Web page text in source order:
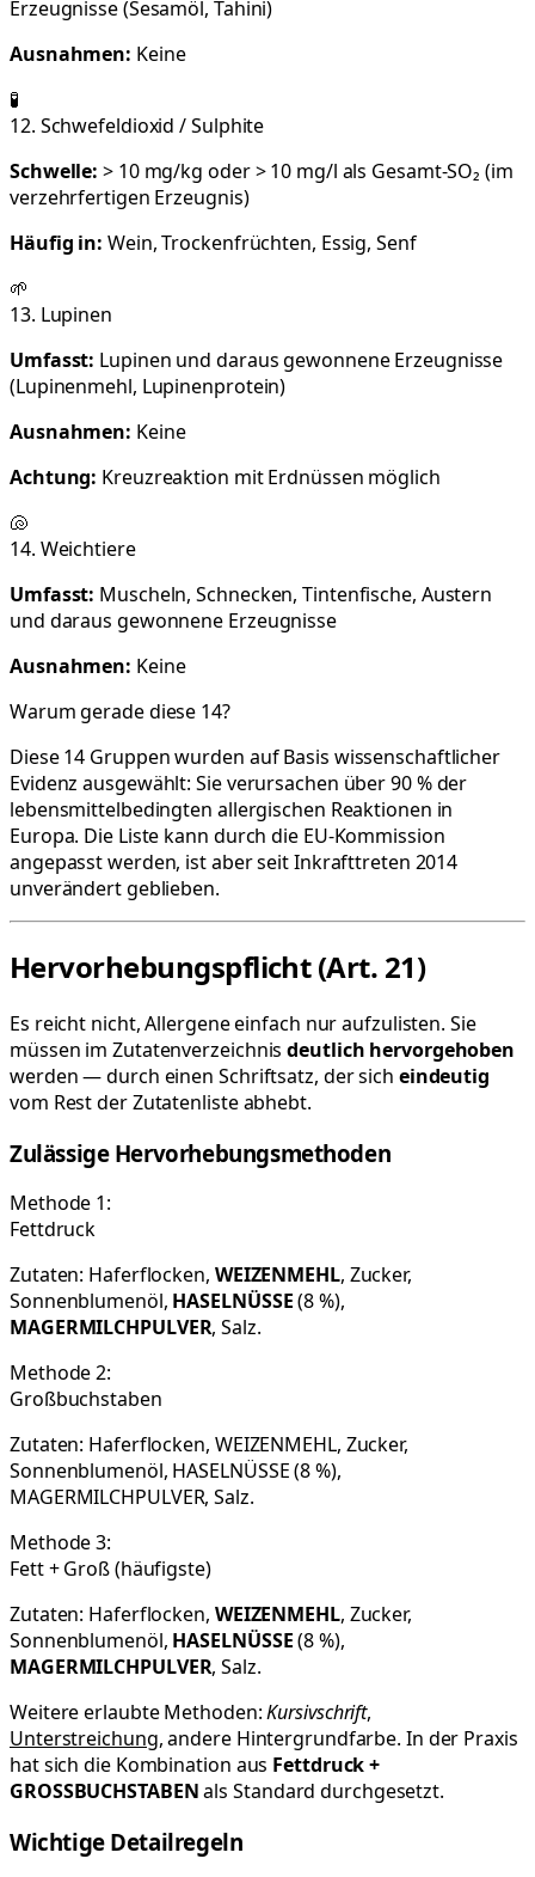
Erzeugnisse (Sesamöl, Tahini)
Ausnahmen: Keine
🧪
12. Schwefeldioxid / Sulphite
Schwelle: > 10 mg/kg oder > 10 mg/l als Gesamt-SO₂ (im
verzehrfertigen Erzeugnis)
Häufig in: Wein, Trockenfrüchten, Essig, Senf
🌱
13. Lupinen
Umfasst: Lupinen und daraus gewonnene Erzeugnisse
(Lupinenmehl, Lupinenprotein)
Ausnahmen: Keine
Achtung: Kreuzreaktion mit Erdnüssen möglich
🐚
14. Weichtiere
Umfasst: Muscheln, Schnecken, Tintenfische, Austern
und daraus gewonnene Erzeugnisse
Ausnahmen: Keine
Warum gerade diese 14?
Diese 14 Gruppen wurden auf Basis wissenschaftlicher
Evidenz ausgewählt: Sie verursachen über 90 % der
lebensmittelbedingten allergischen Reaktionen in
Europa. Die Liste kann durch die EU-Kommission
angepasst werden, ist aber seit Inkrafttreten 2014
unverändert geblieben.
Hervorhebungspflicht (Art. 21)
Es reicht nicht, Allergene einfach nur aufzulisten. Sie
müssen im Zutatenverzeichnisdeutlich hervorgehoben
werden — durch einen Schriftsatz, der sich eindeutig
vom Rest der Zutatenliste abhebt.
Zulässige Hervorhebungsmethoden
Methode 1:
Fettdruck
Zutaten: Haferflocken, WEIZENMEHL, Zucker,
Sonnenblumenöl, HASELNÜSSE(8 %),
MAGERMILCHPULVER, Salz.
Methode 2:
Großbuchstaben
Zutaten: Haferflocken, WEIZENMEHL, Zucker,
Sonnenblumenöl, HASELNÜSSE (8 %),
MAGERMILCHPULVER, Salz.
Methode 3:
Fett + Groß (häufigste)
Zutaten: Haferflocken, WEIZENMEHL, Zucker,
Sonnenblumenöl, HASELNÜSSE(8 %),
MAGERMILCHPULVER, Salz.
Weitere erlaubte Methoden:Kursivschrift,
Unterstreichung, andere Hintergrundfarbe. In der Praxis
hat sich die Kombination aus Fettdruck +
GROSSBUCHSTABENals Standard durchgesetzt.
Wichtige Detailregeln